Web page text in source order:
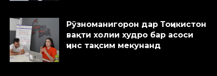
Рӯзноманигорон дар Тоҷикистон
вақти холии худро бар асоси
ҷинс тақсим мекунанд